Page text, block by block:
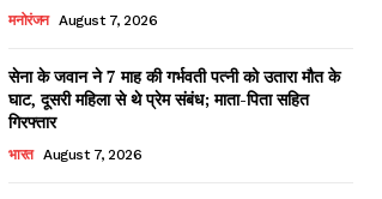
मनोरंजन August 7, 2026
सेना के जवान ने 7 माह की गर्भवती पत्नी को उतारा मौत के
घाट, दूसरी महिला से थे प्रेम संबंध; माता-पिता सहित
गिरफ्तार
भारत August 7, 2026